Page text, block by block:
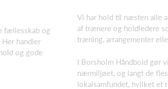
fællesskab og
handler
og gode
Vi har hold til næsten alle
af trænere og holdledere
træning, arrangementer
I Borsholm Håndbold gør
nærmiljøet, og langt de
lokalsamfundet, hvilket et